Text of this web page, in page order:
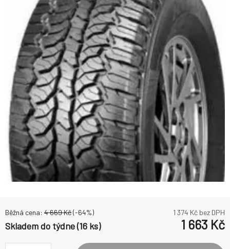
Běžná cena: 4 669Kč(-64%) 1 374 Kč bez DPH
Skladem do týdne (16 ks) 1 663 Kč